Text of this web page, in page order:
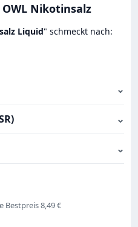
Nikotinsalz
Liquid" schmeckt nach:
⌄
⌄
⌄
Bestpreis 8,49 €